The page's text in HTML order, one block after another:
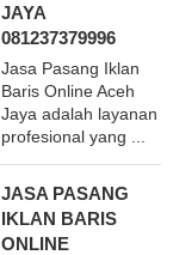
JAYA
081237379996
Jasa Pasang Iklan
Baris Online Aceh
Jaya adalah layanan
profesional yang ...
JASA PASANG
IKLAN BARIS
ONLINE